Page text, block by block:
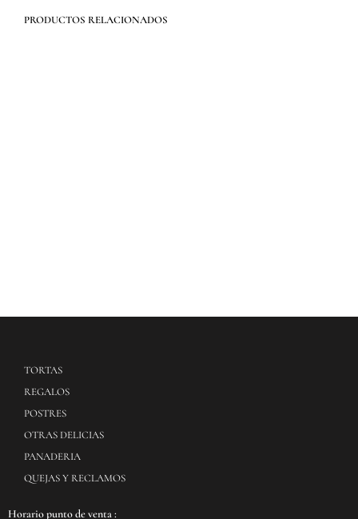
PRODUCTOS RELACIONADOS
TORTAS
REGALOS
POSTRES
OTRAS DELICIAS
PANADERIA
QUEJAS Y RECLAMOS
Horario punto de venta :